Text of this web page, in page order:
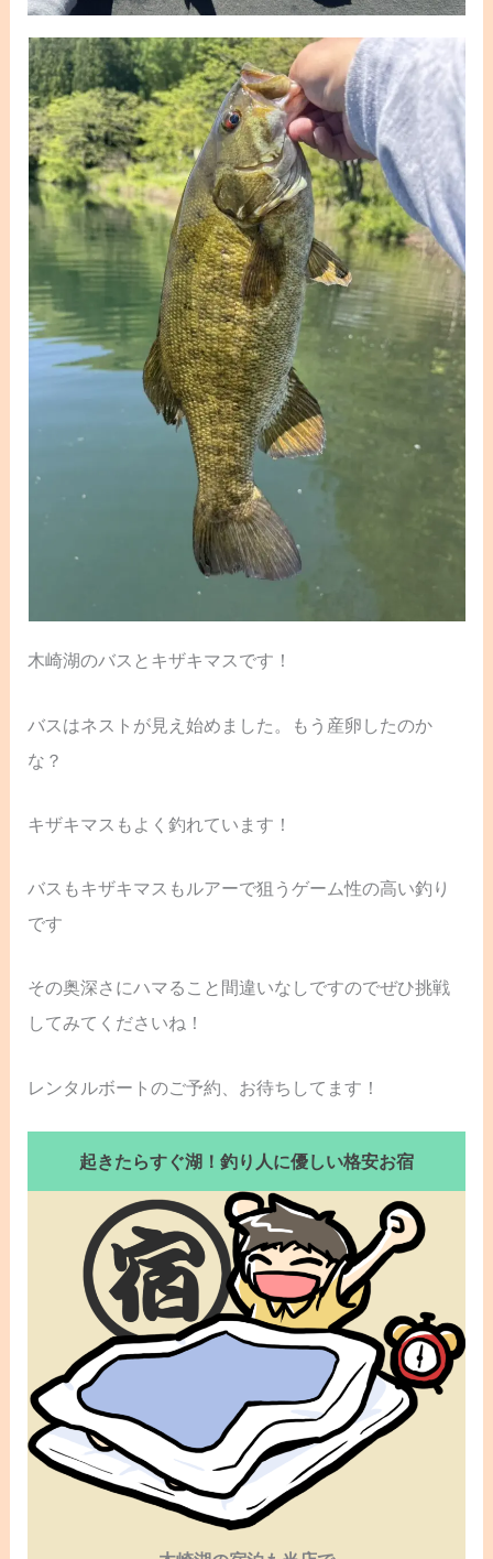
木崎湖のバスとキザキマスです！
バスはネストが見え始めました。もう産卵したのか
な？
キザキマスもよく釣れています！
バスもキザキマスもルアーで狙うゲーム性の高い釣り
です
その奥深さにハマること間違いなしですのでぜひ挑戦
してみてくださいね！
レンタルボートのご予約、お待ちしてます！
起きたらすぐ湖！釣り人に優しい格安お宿